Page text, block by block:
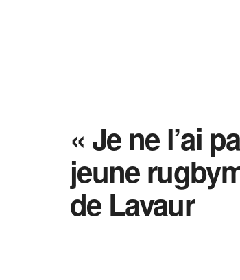
« Je ne l’ai
jeune
de Lavaur